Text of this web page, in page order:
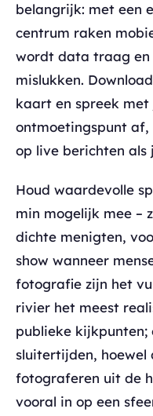
belangrijk: met een
centrum raken
wordt data traag en
mislukken.
kaart en spreek
ontmoetingspunt
op live berichten
Houd waardevolle
min mogelijk mee –
dichte menigten,
show wanneer
fotografie zijn het
rivier het meest
publieke
sluitertijden,
fotograferen uit de
vooral in op een